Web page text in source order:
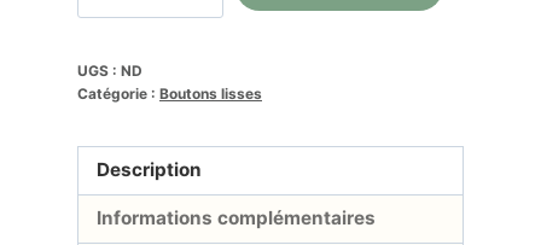
corozo.
Cabochon
Ivoire
végétal
UGS : ND
Catégorie : Boutons lisses
Description
Informations complémentaires